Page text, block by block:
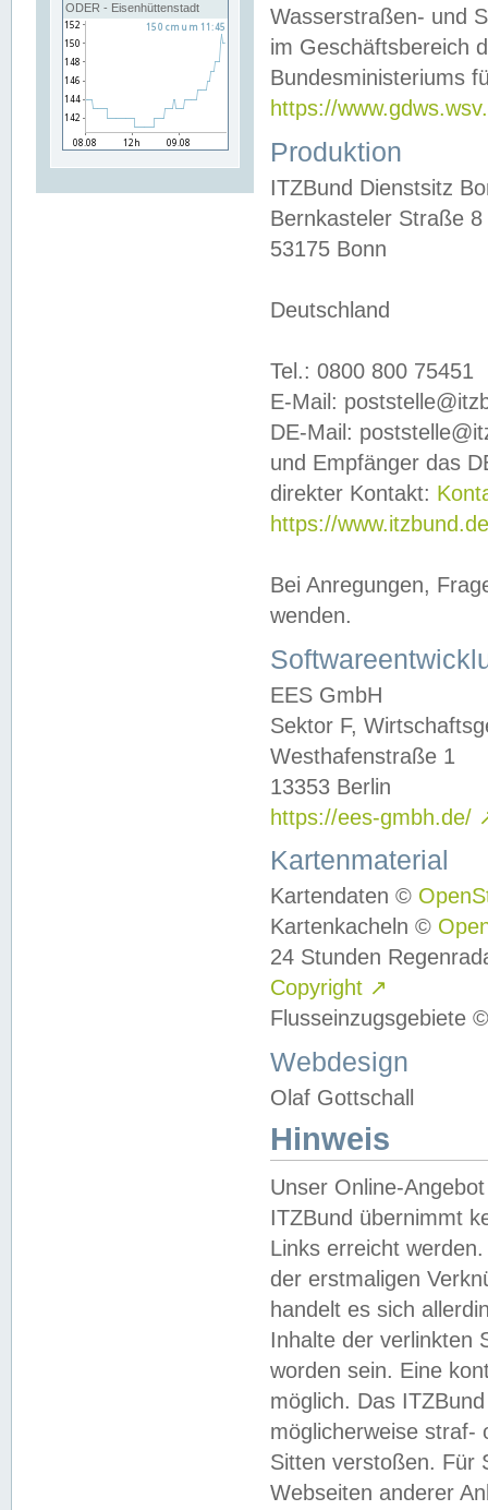
ODER - Eisenhüttenstadt
Wasserstraßen- und
im Geschäftsbereich
Bundesministeriums
https://
Produktion
ITZBund Dienstsitz
Bernkasteler Straße 8
53175 Bonn
Deutschland
Tel.: 0800 800 75451
E-Mail:
DE-Mail:
und Empfänger das
direkter Kontakt:
https://
Bei Anregungen,
wenden.
EES GmbH
Sektor F,
Westhafenstraße 1
13353 Berlin
https://ees-gmbh.de/
Kartenmaterial
Kartendaten ©
Kartenkacheln ©
24 Stunden
Copyright ↗
Flusseinzugsgebiete
Webdesign
Olaf Gottschall
Hinweis
Unser Online-
ITZBund übernimmt
Links erreicht
der erstmaligen
handelt es sich
Inhalte der verlinkten
worden sein. Eine
möglich. Das
möglicherweise straf-
Sitten verstoßen. Für
Webseiten anderer